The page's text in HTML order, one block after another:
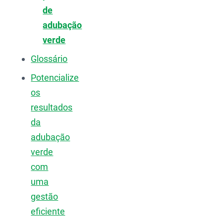
de
adubação
verde
Glossário
Potencialize
os
resultados
da
adubação
verde
com
uma
gestão
eficiente